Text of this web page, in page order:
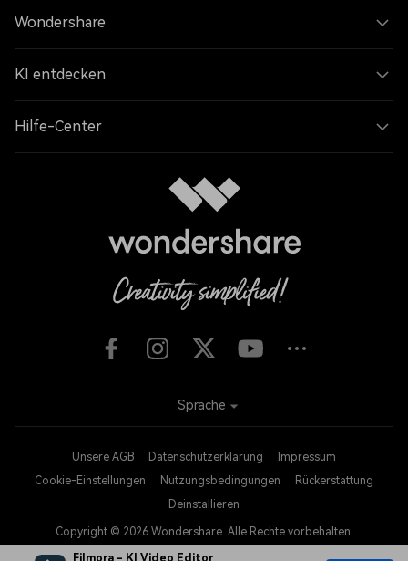
Filmora - KI Video Editor
Wondershare
KI entdecken
Hilfe-Center
Unsere AGB Datenschutzerklärung
Impressum
Cookie-Einstellungen
Nutzungsbedingungen
Rückerstattung
Deinstallieren
Copyright © 2026 Wondershare. Alle Rechte vorbehalten.
Sprache